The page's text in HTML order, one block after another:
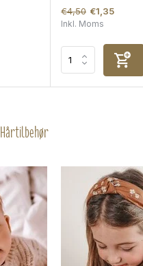
€4,50 €1,35
Inkl. Moms